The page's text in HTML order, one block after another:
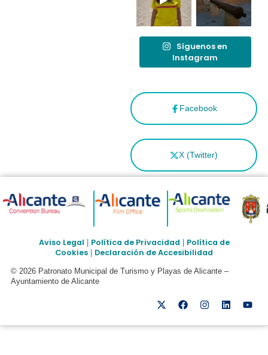
Facebook
X (Twitter)
Síguenos en
Instagram
Aviso Legal Política de Privacidad
Política de
Cookies
Declaración de Accesibilidad
© 2026 Patronato Municipal de Turismo y Playas de Alicante –
Ayuntamiento de Alicante